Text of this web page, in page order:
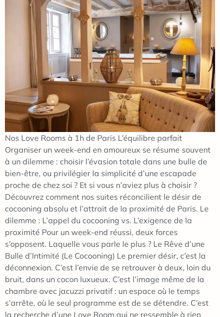
Nos Love Rooms à 1h de Paris L’équilibre parfait
Organiser un week-end en amoureux se résume souvent
à un dilemme : choisir l’évasion totale dans une bulle de
bien-être, ou privilégier la simplicité d’une escapade
proche de chez soi ? Et si vous n’aviez plus à choisir ?
Découvrez comment nos suites réconcilient le désir de
cocooning absolu et l’attrait de la proximité de Paris. Le
dilemme : L’appel du cocooning vs. L’exigence de la
proximité Pour un week-end réussi, deux forces
s’opposent. Laquelle vous parle le plus ? Le Rêve d’une
Bulle d’Intimité (Le Cocooning) Le premier désir, c’est la
déconnexion. C’est l’envie de se retrouver à deux, loin du
bruit, dans un cocon luxueux. C’est l’image même de la
chambre avec jacuzzi privatif : un espace où le temps
s’arrête, où le seul programme est de se détendre. C’est
la recherche d’une Love Room qui ne ressemble à rien